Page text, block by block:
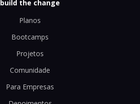
build the change
Planos
Bootcamps
Projetos
Comunidade
Para Empresas